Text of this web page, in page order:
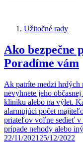
Užitočné rady
Ako bezpečne
Poradíme vám
Ak patríte medzi hrdých
nevyhnete jeho
kliniku alebo na výlet.
alarmujúci počet
priateľov voľne sedieť v
prípade nehody alebo
22/11/2021 25/12/2022